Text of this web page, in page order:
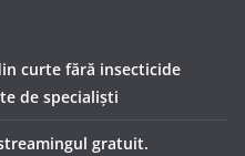
curte fără insecticide
de specialiști
gratuit.